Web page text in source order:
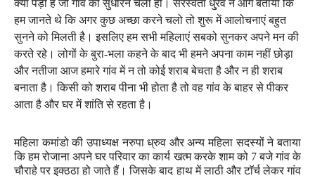
क्या पड़ी है जो गांव को सुधारने चली हो। सरस्वती धु्रव ने आगे बताया कि
हम जानते थे कि अगर कुछ अच्छा करने चलो तो शुरू में आलोचनाएं बहुत
सुनने को मिलती है। इसलिए हम सभी महिलाएं सबको सुनकर अपने मन की
करते रहे। लोगों के बुरा-भला कहने के बाद भी हमने अपना काम नहीं छोड़ा
और नतीजा आज हमारे गांव में न तो कोई शराब बेचता है और न ही शराब
बनाता है। किसी को शराब पीना भी होता है तो वह गांव के बाहर से पीकर
आता है और घर में शांति से रहता है।
महिला कमांडो की उपाध्यक्ष नरुपा ध्रुव और अन्य महिला सदस्यों ने बताया
कि हम रोजाना अपने घर परिवार का कार्य खत्म करके शाम को 7बजे गांव के
चौराहे पर इक्ठठा हो जाते हैं। जिसके बाद हाथ में लाठी और टाॅर्च लेकर गांव